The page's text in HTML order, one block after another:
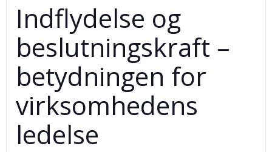
Indflydelse og
beslutningskraft –
betydningen for
virksomhedens
ledelse